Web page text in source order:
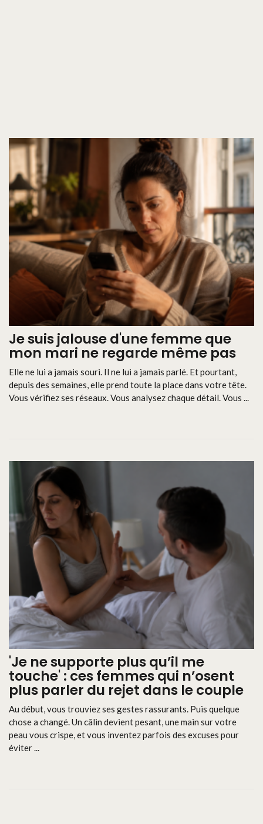
Je suis jalouse d'une femme que
mon mari ne regarde même pas
Elle ne lui a jamais souri. Il ne lui a jamais parlé. Et pourtant,
depuis des semaines, elle prend toute la place dans votre tête.
Vous vérifiez ses réseaux. Vous analysez chaque détail. Vous ...
'Je ne supporte plus qu’il me
touche' : ces femmes qui n’osent
plus parler du rejet dans le couple
Au début, vous trouviez ses gestes rassurants. Puis quelque
chose a changé. Un câlin devient pesant, une main sur votre
peau vous crispe, et vous inventez parfois des excuses pour
éviter ...